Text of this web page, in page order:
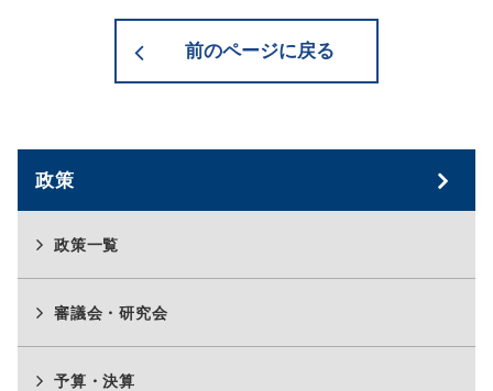
前のページに戻る
政策
政策一覧
審議会・研究会
予算・決算